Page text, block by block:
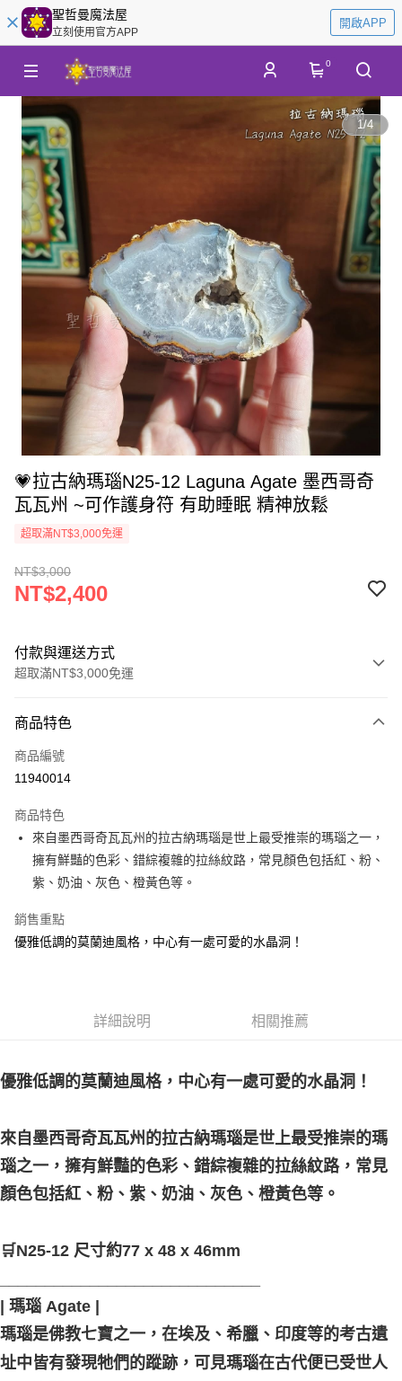
聖哲曼魔法屋
立刻使用官方APP
開啟APP
0
1/4
💗拉古納瑪瑙N25-12 Laguna Agate 墨西哥奇
瓦瓦州 ~可作護身符 有助睡眠 精神放鬆
超取滿NT$3,000免運
NT$3,000
NT$2,400
付款與運送方式
超取滿NT$3,000免運
信用卡一次付款
超商取貨付款
Apple Pay
街口支付
ATM付款
每筆NT$80，滿NT$3,000(含以上)免運費
每筆NT$80，滿NT$3,000(含以上)免運費
每筆NT$80，滿NT$3,000(含以上)免運費
每筆NT$80，滿NT$3,000(含以上)免運費
免運費
商品特色
商品編號
11940014
商品特色
來自墨西哥奇瓦瓦州的拉古納瑪瑙是世上最受推崇的瑪瑙之一，
擁有鮮豔的色彩、錯綜複雜的拉絲紋路，常見顏色包括紅、粉、
紫、奶油、灰色、橙黃色等。
銷售重點
優雅低調的莫蘭迪風格，中心有一處可愛的水晶洞！
詳細說明 相關推薦
優雅低調的莫蘭迪風格，中心有一處可愛的水晶洞！
來自墨西哥奇瓦瓦州的拉古納瑪瑙是世上最受推崇的瑪
瑙之一，擁有鮮豔的色彩、錯綜複雜的拉絲紋路，常見
顏色包括紅、粉、紫、奶油、灰色、橙黃色等。
🛒N25-12 尺寸約77 x 48 x 46mm
| 瑪瑙 Agate |
瑪瑙是佛教七寶之一，在埃及、希臘、印度等的考古遺
址中皆有發現牠們的蹤跡，可見瑪瑙在古代便已受世人